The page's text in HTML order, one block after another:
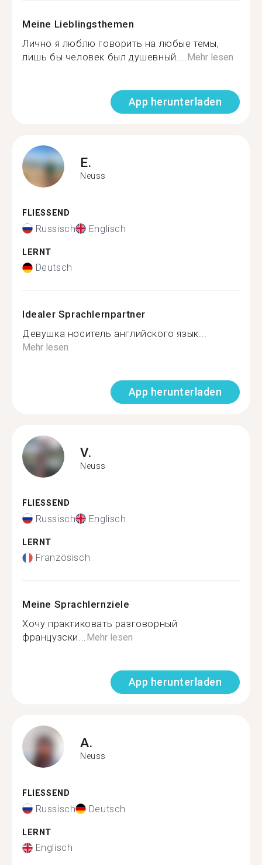
Meine Lieblingsthemen
Лично я люблю говорить на любые темы,
лишь бы человек был душевный....Mehr lesen
App herunterladen
E.
Neuss
FLIESSEND
Russisch Englisch
LERNT
Deutsch
Idealer Sprachlernpartner
Девушка носитель английского язык...
Mehr lesen
App herunterladen
V.
Neuss
FLIESSEND
Russisch Englisch
LERNT
Französisch
Meine Sprachlernziele
Хочу практиковать разговорный
французски...Mehr lesen
App herunterladen
A.
Neuss
FLIESSEND
Russisch Deutsch
LERNT
Englisch